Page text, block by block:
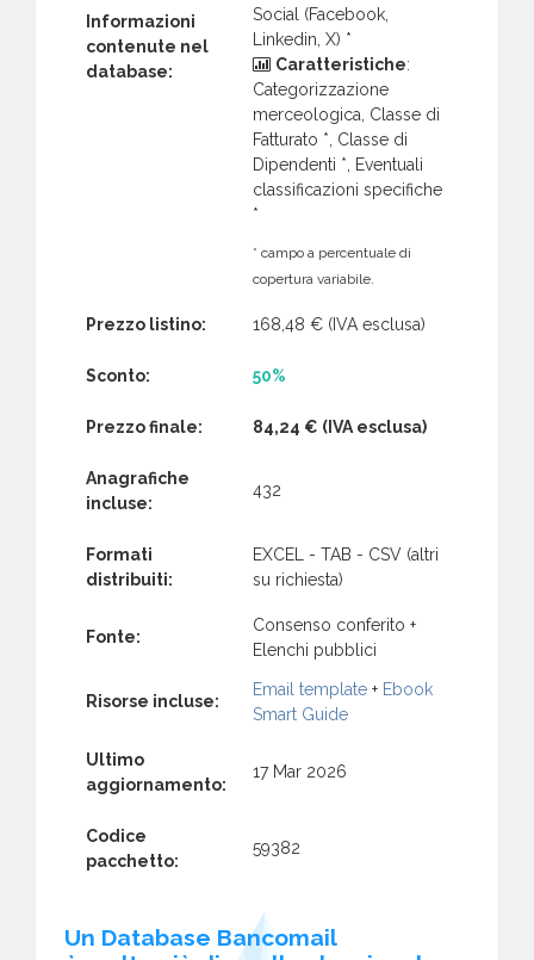
Informazioni
contenute nel
database:
Social (Facebook,
Linkedin, X) *
Caratteristiche:
Categorizzazione
merceologica, Classe di
Fatturato *, Classe di
Dipendenti *, Eventuali
classificazioni specifiche
*
* campo a percentuale di
copertura variabile.
Prezzo listino: 168,48 € (IVA esclusa)
Sconto: 50%
Prezzo finale: 84,24 € (IVA esclusa)
Anagrafiche
incluse:
432
Formati
distribuiti:
EXCEL - TAB - CSV (altri
su richiesta)
Fonte:
Consenso conferito +
Elenchi pubblici
Risorse incluse:
Email template + Ebook
Smart Guide
Ultimo
aggiornamento:
17 Mar 2026
Codice
pacchetto:
59382
Un Database Bancomail